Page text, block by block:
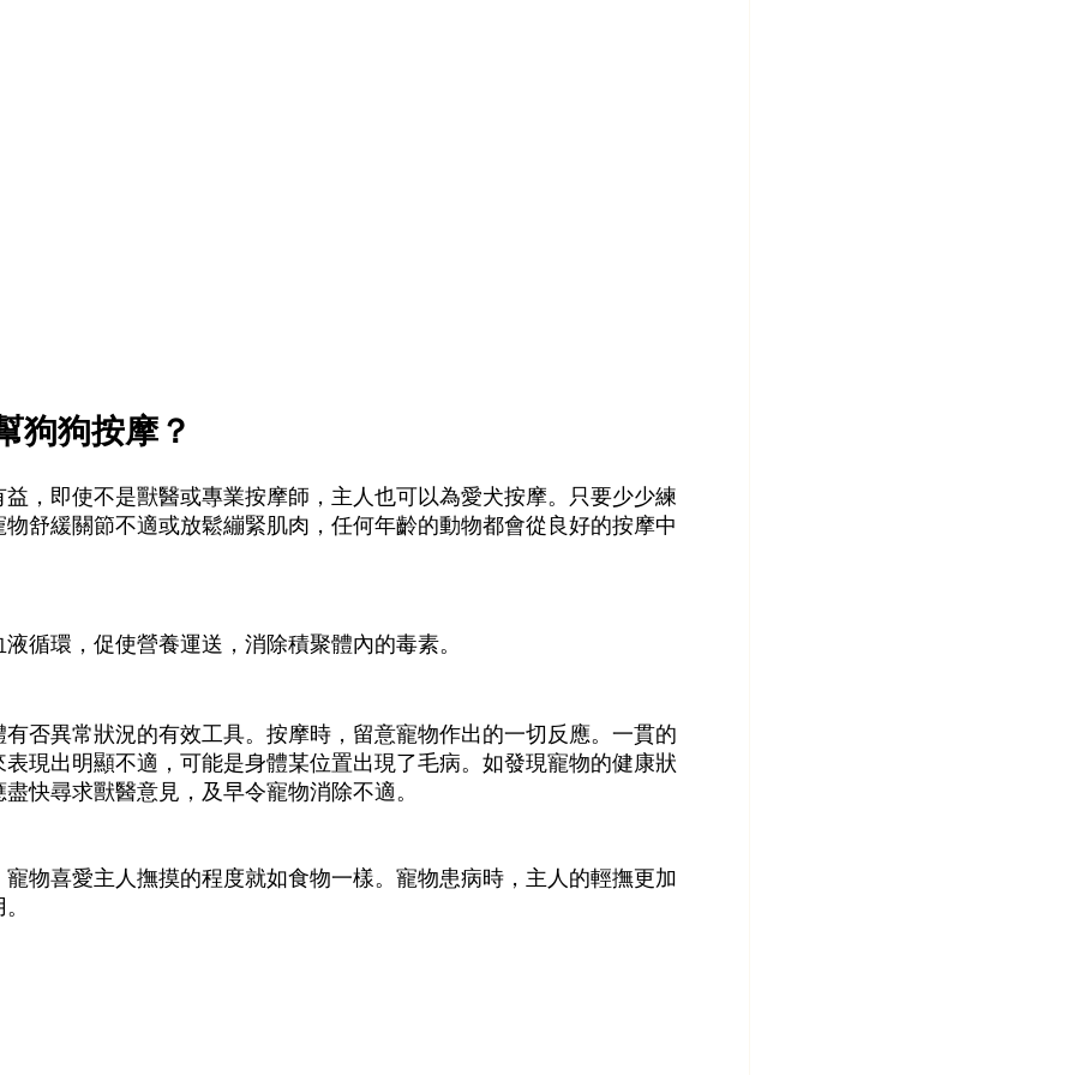
狗狗按摩？
，即使不是獸醫或專業按摩師，主人也可以為愛犬按摩。只要少少練
物舒緩關節不適或放鬆繃緊肌肉，任何年齡的動物都會從良好的按摩中
循環，促使營養運送，消除積聚體內的毒素。
否異常狀況的有效工具。按摩時，留意寵物作出的一切反應。一貫的
現出明顯不適，可能是身體某位置出現了毛病。如發現寵物的健康狀
快尋求獸醫意見，及早令寵物消除不適。
寵物喜愛主人撫摸的程度就如食物一樣。寵物患病時，主人的輕撫更加